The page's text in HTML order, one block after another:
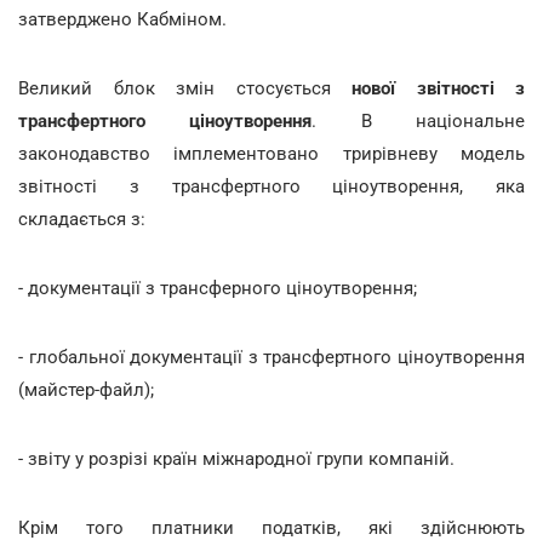
затверджено Кабміном.
Великий блок змін стосується нової звітності з
трансфертного ціноутворення. В національне
законодавство імплементовано трирівневу модель
звітності з трансфертного ціноутворення, яка
складається з:
- документації з трансферного ціноутворення;
- глобальної документації з трансфертного ціноутворення
(майстер-файл);
- звіту у розрізі країн міжнародної групи компаній.
Крім того платники податків, які здійснюють